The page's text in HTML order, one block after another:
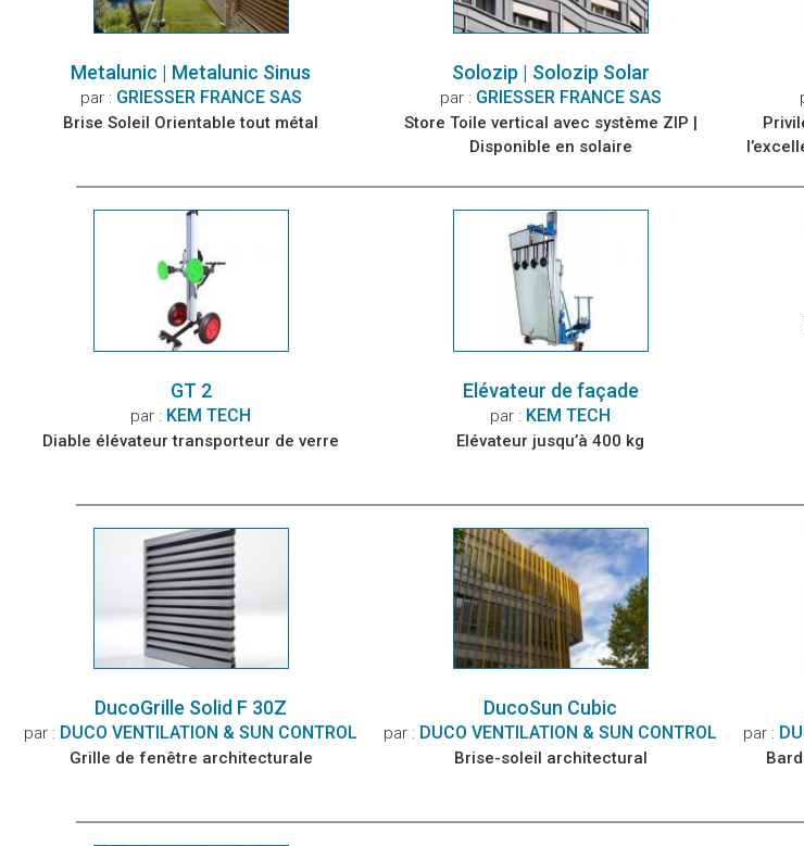
Metalunic | Metalunic Sinus
par : GRIESSER FRANCE SAS
Brise Soleil Orientable tout métal
Solozip | Solozip Solar
par : GRIESSER FRANCE SAS
Store Toile vertical avec système ZIP |
Disponible en solaire
GT 2
par : KEM TECH
Diable élévateur transporteur de verre
Elévateur de façade
par : KEM TECH
Elévateur jusqu’à 400 kg
DucoGrille Solid F 30Z
par : DUCO VENTILATION & SUN CONTROL
Grille de fenêtre architecturale
DucoSun Cubic
par : DUCO VENTILATION & SUN CONTROL
Brise-soleil architectural
par :